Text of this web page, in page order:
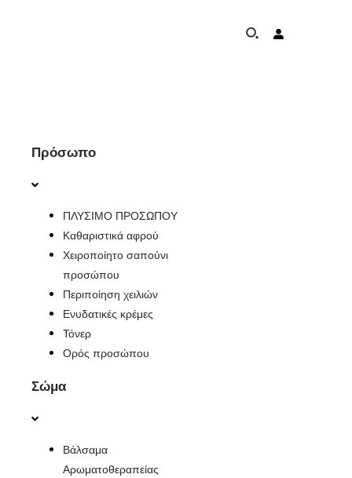
ΠΡΌΓΡΑΜΜΑ ΠΡΟΣΤΑΣΊΑΣ ΕΛΕΦΆΝΤΩΝ
ΠΑΓΚΌΣΜΙΑ ΠΑΡΟΥΣΊΑ & ΕΠΙΤΕΎΓΜΑΤΑ
ΠΡΟΣΦΟΡΈΣ
Πρόσωπο
ΠΛΥΣΙΜΟ ΠΡΟΣΩΠΟΥ
Καθαριστικά αφρού
Χειροποίητο σαπούνι
προσώπου
Περιποίηση χειλιών
Ενυδατικές κρέμες
Τόνερ
Ορός προσώπου
Σώμα
Βάλσαμα
Αρωματοθεραπείας